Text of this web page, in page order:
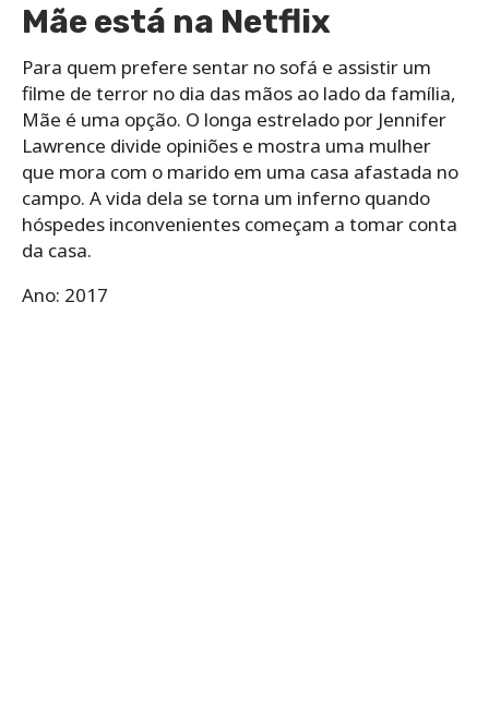
Mãe está na Netflix
Para quem prefere sentar no sofá e assistir um
filme de terror no dia das mãos ao lado da família,
Mãe é uma opção. O longa estrelado por Jennifer
Lawrence divide opiniões e mostra uma mulher
que mora com o marido em uma casa afastada no
campo. A vida dela se torna um inferno quando
hóspedes inconvenientes começam a tomar conta
da casa.
Ano: 2017